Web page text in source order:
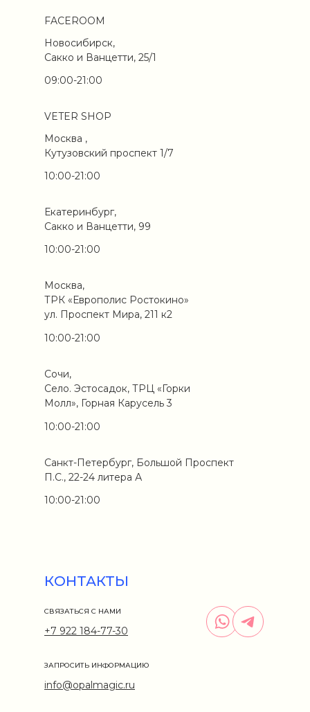
10:00-21:00
Санкт-Петербург, Большой Проспект
П.С., 22-24 литера А
10:00-21:00
Сочи,
Село. Эстосадок, ТРЦ «Горки
Молл», Горная Карусель 3
10:00-21:00
Москва,
ТРК «Европолис Ростокино»
ул. Проспект Мира, 211 к2
10:00-21:00
Екатеринбург,
Сакко и Ванцетти, 99
FACEROOM
Новосибирск,
Сакко и Ванцетти, 25/1
09:00-21:00
VETER SHOP
Москва ,
Кутузовский проспект 1/7
10:00-21:00
КОНТАКТЫ
info@opalmagic.ru
+7 922 184-77-30
СВЯЗАТЬСЯ С НАМИ
ЗАПРОСИТЬ ИНФОРМАЦИЮ